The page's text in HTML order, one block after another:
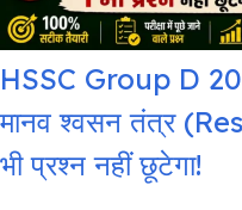
HSSC Group D
मानव श्वसन तंत्र
भी प्रश्न नहीं छूटेगा!